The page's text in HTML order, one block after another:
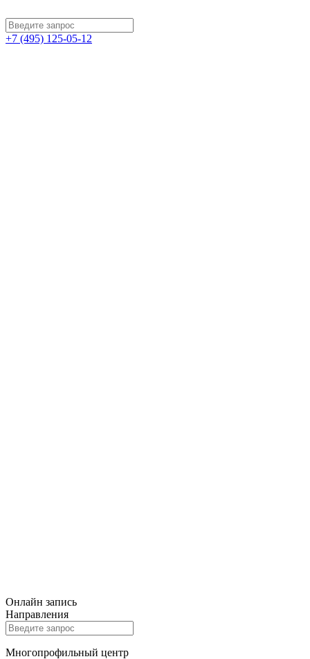
+7 (495) 125-05-12
Онлайн запись
Направления
Многопрофильный центр